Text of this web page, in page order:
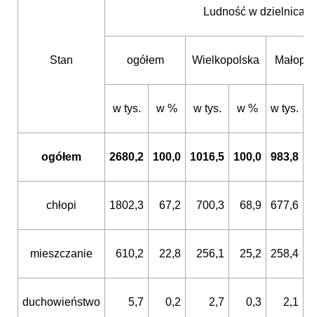
Stan
Ludność w
ogółem Wielkopolska
w tys. w % w tys. w % w tys.
ogółem 2680,2 100,0 1016,5 100,0 983,8
chłopi 1802,3 67,2 700,3 68,9 677,6
mieszczanie 610,2 22,8 256,1 25,2 258,4
duchowieństwo 5,7 0,2 2,7 0,3 2,1